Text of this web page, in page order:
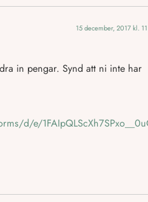
15 december, 2017 kl.
in pengar. Synd att ni inte har
d/e/